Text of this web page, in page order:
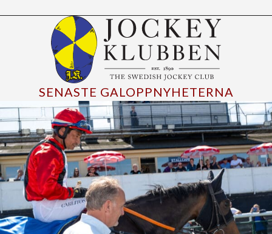
SENASTE GALOPPNYHETERNA